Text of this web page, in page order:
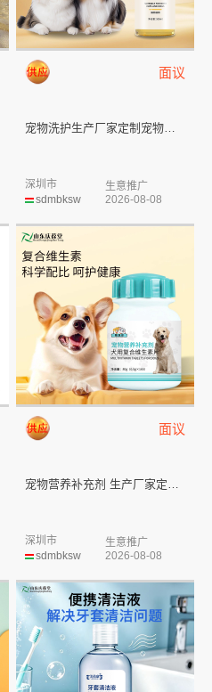
面议
sdmbksw
深圳市
生意推广
2026-08-08
面议
宠物营养补充剂 生产厂家定制宠...
sdmbksw
深圳市
生意推广
2026-08-08